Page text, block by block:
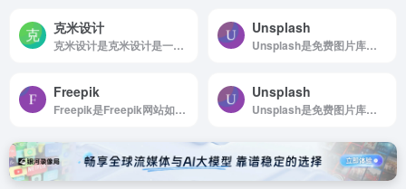
克米设计
克米设计是克米设计是一个融创意、设计、开发于一体的专业网站建设及论坛各类风格设计...
Unsplash
Unsplash是免费图片库，适合任何项目使用，无版权限制
Freepik
Freepik是Freepik网站如何使用 浏览...
Unsplash
Unsplash是免费图片库，适合任何项目使用，无版权限制